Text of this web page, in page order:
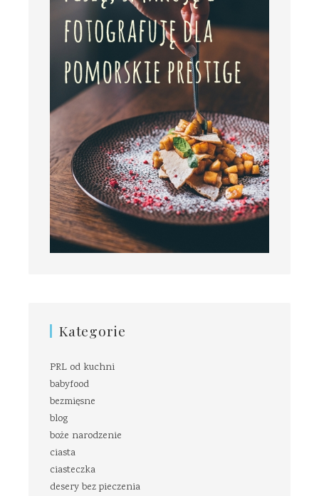
Kategorie
PRL od kuchni
babyfood
bezmięsne
blog
boże narodzenie
ciasta
ciasteczka
desery bez pieczenia